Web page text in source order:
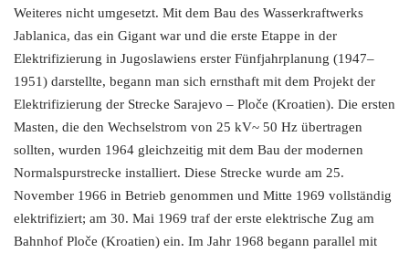
Weiteres nicht umgesetzt. Mit dem Bau des Wasserkraftwerks
Jablanica, das ein Gigant war und die erste Etappe in der
Elektrifizierung in Jugoslawiens erster Fünfjahrplanung (1947–
1951) darstellte, begann man sich ernsthaft mit dem Projekt der
Elektrifizierung der Strecke Sarajevo – Ploče (Kroatien). Die ersten
Masten, die den Wechselstrom von 25 kV~ 50 Hz übertragen
sollten, wurden 1964 gleichzeitig mit dem Bau der modernen
Normalspurstrecke installiert. Diese Strecke wurde am 25.
November 1966 in Betrieb genommen und Mitte 1969 vollständig
elektrifiziert; am 30. Mai 1969 traf der erste elektrische Zug am
Bahnhof Ploče (Kroatien) ein. Im Jahr 1968 begann parallel mit